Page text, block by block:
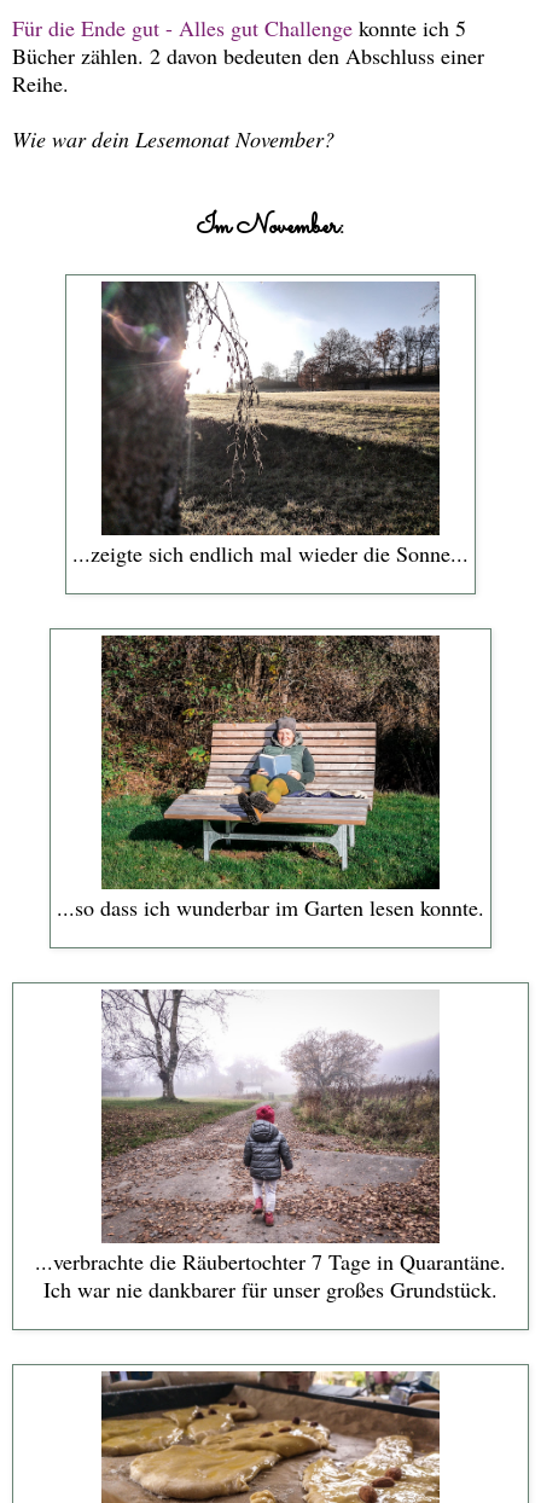
Für die Ende gut - Alles gut Challenge konnte ich 5
Bücher zählen. 2 davon bedeuten den Abschluss einer
Reihe.
Wie war dein Lesemonat November?
Im November:
...zeigte sich endlich mal wieder die Sonne...
...so dass ich wunderbar im Garten lesen konnte.
...verbrachte die Räubertochter 7 Tage in Quarantäne.
Ich war nie dankbarer für unser großes Grundstück.